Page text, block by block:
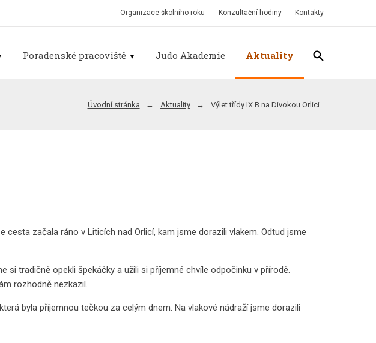
Organizace školního roku Konzultační hodiny Kontakty
Poradenské pracoviště Judo Akademie Aktuality
Úvodní stránka Aktuality Výlet třídy IX.B na Divokou Orlici
cesta začala ráno v Liticích nad Orlicí, kam jsme dorazili vlakem. Odtud jsme
si tradičně opekli špekáčky a užili si příjemné chvíle odpočinku v přírodě.
rozhodně nezkazil.
byla příjemnou tečkou za celým dnem. Na vlakové nádraží jsme dorazili